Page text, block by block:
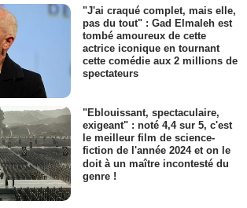
"J'ai craqué complet, mais elle,
pas du tout" : Gad Elmaleh est
tombé amoureux de cette
actrice iconique en tournant
cette comédie aux 2 millions de
spectateurs
"Eblouissant, spectaculaire,
exigeant" : noté 4,4 sur 5, c'est
le meilleur film de science-
fiction de l'année 2024 et on le
doit à un maître incontesté du
genre !